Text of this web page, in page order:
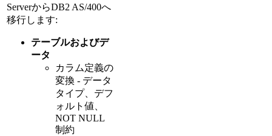
ServerからDB2 AS/400へ
移行します:
テーブルおよびデ
ータ
カラム定義の
変換 - データ
タイプ、デフ
ォルト値、
NOT NULL
制約